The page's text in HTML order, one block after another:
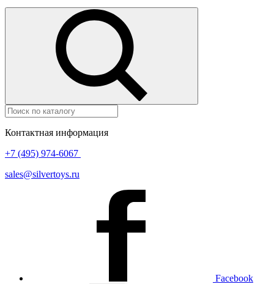
Контактная информация
+7 (495) 974-6067
sales@silvertoys.ru
Facebook